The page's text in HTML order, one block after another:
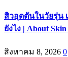
สิวอุดตันในวัยรุ่น
ยังไง | About
สิงหาคม 8, 2026 0